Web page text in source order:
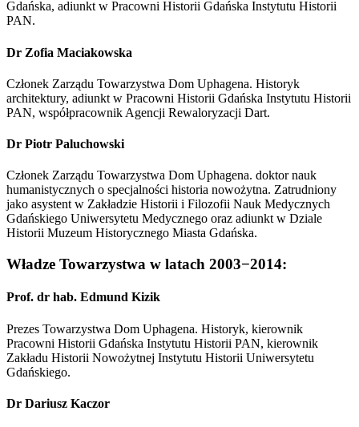
Gdańska, adiunkt w Pracowni Historii Gdańska Instytutu Historii
PAN.
Dr Zofia Maciakowska
Członek Zarządu Towarzystwa Dom Uphagena. Historyk
architektury, adiunkt w Pracowni Historii Gdańska Instytutu Historii
PAN, współpracownik Agencji Rewaloryzacji Dart.
Dr Piotr Paluchowski
Członek Zarządu Towarzystwa Dom Uphagena. doktor nauk
humanistycznych o specjalności historia nowożytna. Zatrudniony
jako asystent w Zakładzie Historii i Filozofii Nauk Medycznych
Gdańskiego Uniwersytetu Medycznego oraz adiunkt w Dziale
Historii Muzeum Historycznego Miasta Gdańska.
Władze Towarzystwa w latach 2003−2014:
Prof. dr hab. Edmund Kizik
Prezes Towarzystwa Dom Uphagena. Historyk, kierownik
Pracowni Historii Gdańska Instytutu Historii PAN, kierownik
Zakładu Historii Nowożytnej Instytutu Historii Uniwersytetu
Gdańskiego.
Dr Dariusz Kaczor